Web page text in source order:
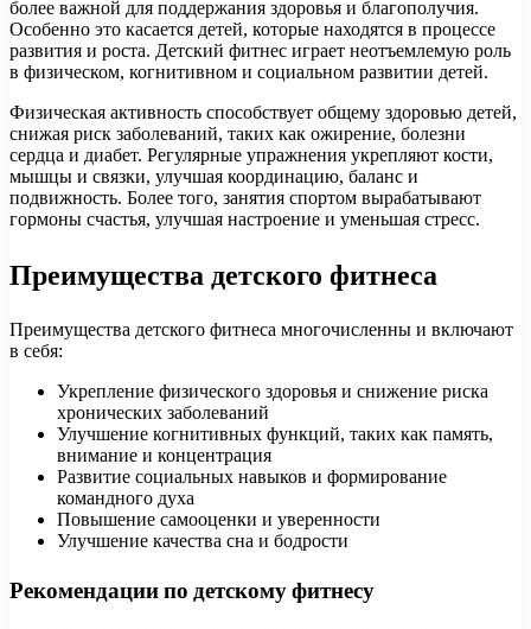
более важной для поддержания здоровья и благополучия.
Особенно это касается детей, которые находятся в процессе
развития и роста. Детский фитнес играет неотъемлемую роль
в физическом, когнитивном и социальном развитии детей.
Физическая активность способствует общему здоровью детей,
снижая риск заболеваний, таких как ожирение, болезни
сердца и диабет. Регулярные упражнения укрепляют кости,
мышцы и связки, улучшая координацию, баланс и
подвижность. Более того, занятия спортом вырабатывают
гормоны счастья, улучшая настроение и уменьшая стресс.
Преимущества детского фитнеса
Преимущества детского фитнеса многочисленны и включают
в себя:
Укрепление физического здоровья и снижение риска
хронических заболеваний
Улучшение когнитивных функций, таких как память,
внимание и концентрация
Развитие социальных навыков и формирование
командного духа
Повышение самооценки и уверенности
Улучшение качества сна и бодрости
Рекомендации по детскому фитнесу